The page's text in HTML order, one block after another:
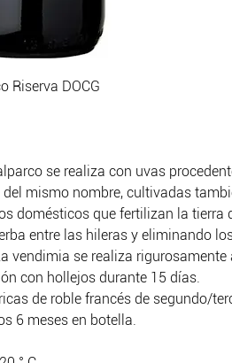
Riserva DOCG
se realiza con uvas
mismo nombre, cultivadas
domésticos que fertilizan la tierra
entre las hileras y eliminando
vendimia se realiza rigurosamente
con hollejos durante 15 días.
de roble francés de segundo/
6 meses en botella.